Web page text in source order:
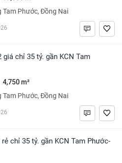
Tam Phước, Đồng Nai
4,750 m²
Tam Phước, Đồng Nai